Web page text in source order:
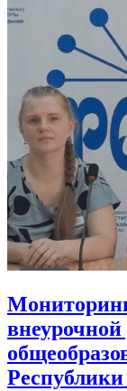
внеурочной